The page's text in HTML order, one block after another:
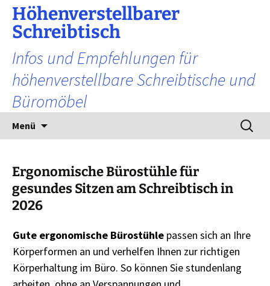
Zum
Inhalt
springen
Höhenverstellbarer
Schreibtisch
Infos und Empfehlungen für
höhenverstellbare Schreibtische und
Büromöbel
Menü
Suchen
nach:
Ergonomische Bürostühle für
gesundes Sitzen am Schreibtisch in
2026
Gute ergonomische Bürostühle passen sich an Ihre
Körperformen an und verhelfen Ihnen zur richtigen
Körperhaltung im Büro. So können Sie stundenlang